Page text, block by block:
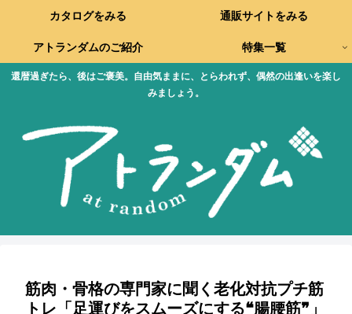
還暦過ぎたら、後はご褒美。自由気ままに、とらわれず、偶然の出逢いを楽し
みましょう。
カタログをみる 通販サイトをみる
アトランダムのご紹介 特集一覧
筋肉・骨格の専門家に聞く老化対抗プチ筋
トレ「足運びをスムーズにする❝腸腰筋❞」